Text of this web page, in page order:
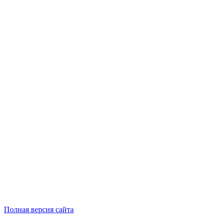
Полная версия сайта